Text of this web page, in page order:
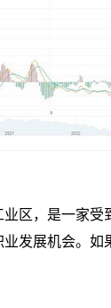
区，是一家
发展机会。